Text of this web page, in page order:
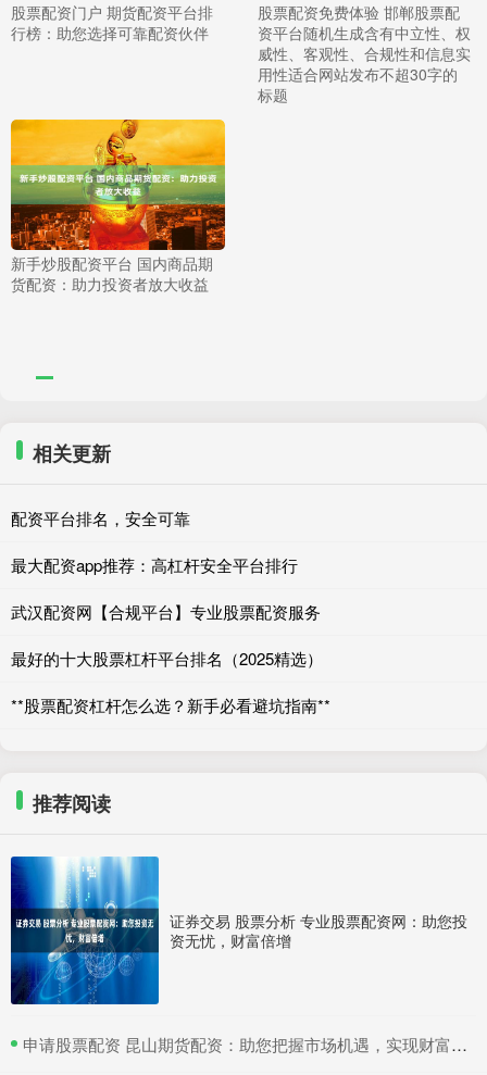
股票配资门户 期货配资平台排
行榜：助您选择可靠配资伙伴
股票配资免费体验 邯郸股票配
资平台随机生成含有中立性、权
威性、客观性、合规性和信息实
用性适合网站发布不超30字的
标题
新手炒股配资平台 国内商品期
货配资：助力投资者放大收益
相关更新
配资平台排名，安全可靠
最大配资app推荐：高杠杆安全平台排行
武汉配资网【合规平台】专业股票配资服务
最好的十大股票杠杆平台排名（2025精选）
**股票配资杠杆怎么选？新手必看避坑指南**
推荐阅读
证券交易 股票分析 专业股票配资网：助您投
资无忧，财富倍增
​申请股票配资 昆山期货配资：助您把握市场机遇，实现财富梦想